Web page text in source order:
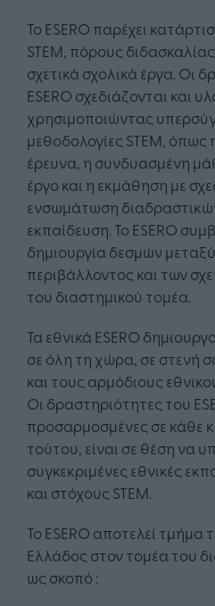
Το ESERO παρέχει
STEM, πόρους
σχετικά σχολικά έργα. Οι
ESERO σχεδιάζονται και
χρησιμοποιώντας
μεθοδολογίες STEM,
έρευνα, η συνδυασμένη
έργο και η εκμάθηση με
ενσωμάτωση
εκπαίδευση. Το ESERO
δημιουργία δεσμών
περιβάλλοντος και των
του διαστημικού τομέα.
Τα εθνικά ESERO
σε όλη τη χώρα, σε στενή
και τους αρμόδιους
Οι δραστηριότητες του
προσαρμοσμένες σε κάθε
τούτου, είναι σε θέση να
συγκεκριμένες εθνικές
και στόχους STEM.
Το ESERO αποτελεί τμήμα
Ελλάδος στον τομέα του
ως σκοπό :